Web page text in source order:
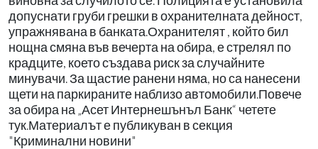
допуснати груби грешки в охранителната дейност,
упражнявана в банката.Охранителят , който бил
нощна смяна във вечерта на обира, е стрелял по
крадците, което създава риск за случайните
минувачи. За щастие ранени няма, но са нанесени
щети на паркираните наблизо автомобили.Повече
за обира на „Асет Интернешънъл Банк“ четете
тук.Материалът е публикуван в секция
"Криминални новини"